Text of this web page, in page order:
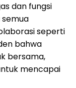
dan fungsi
seperti
bahwa
bersama,
mencapai